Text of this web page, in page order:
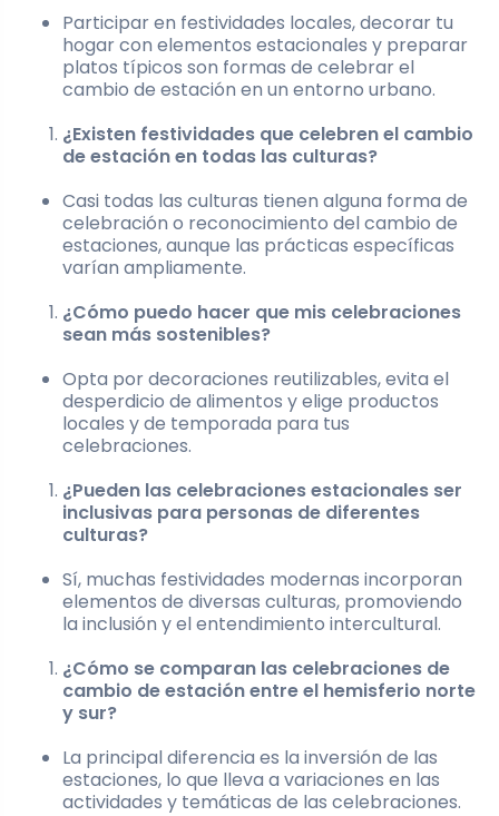
Participar en festividades locales, decorar tu
hogar con elementos estacionales y preparar
platos típicos son formas de celebrar el
cambio de estación en un entorno urbano.
¿Existen festividades que celebren el cambio
de estación en todas las culturas?
Casi todas las culturas tienen alguna forma de
celebración o reconocimiento del cambio de
estaciones, aunque las prácticas específicas
varían ampliamente.
¿Cómo puedo hacer que mis celebraciones
sean más sostenibles?
Opta por decoraciones reutilizables, evita el
desperdicio de alimentos y elige productos
locales y de temporada para tus
celebraciones.
¿Pueden las celebraciones estacionales ser
inclusivas para personas de diferentes
culturas?
Sí, muchas festividades modernas incorporan
elementos de diversas culturas, promoviendo
la inclusión y el entendimiento intercultural.
¿Cómo se comparan las celebraciones de
cambio de estación entre el hemisferio norte
y sur?
La principal diferencia es la inversión de las
estaciones, lo que lleva a variaciones en las
actividades y temáticas de las celebraciones.